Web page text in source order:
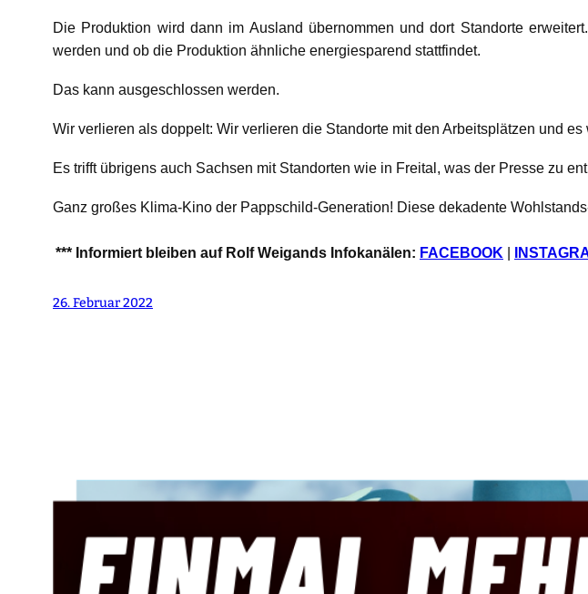
Die Produktion wird dann im Ausland übernommen und dort Standorte
werden und ob die Produktion ähnliche energiesparend stattfindet.
Das kann ausgeschlossen werden.
Wir verlieren als doppelt: Wir verlieren die Standorte mit den Arbeitsplätzen und
Es trifft übrigens auch Sachsen mit Standorten wie in Freital, was der Presse zu
Ganz großes Klima-Kino der Pappschild-Generation! Diese dekadente
*** Informiert bleiben auf Rolf Weigands Infokanälen: FACEBOOK
26. Februar 2022